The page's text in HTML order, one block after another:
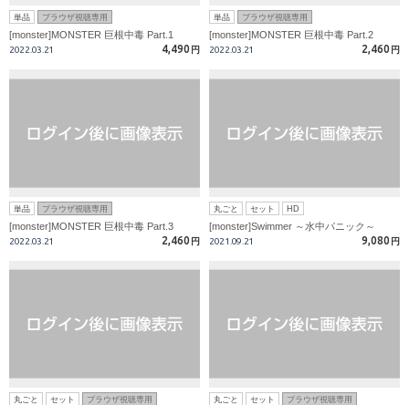
単品 ブラウザ視聴専用
[monster]MONSTER 巨根中毒 Part.1
2022.03.21 4,490 円
単品 ブラウザ視聴専用
[monster]MONSTER 巨根中毒 Part.2
2022.03.21 2,460 円
単品 ブラウザ視聴専用
[monster]MONSTER 巨根中毒 Part.3
2022.03.21 2,460 円
丸ごと セット HD
[monster]Swimmer ～水中パニック～
2021.09.21 9,080 円
丸ごと セット ブラウザ視聴専用 丸ごと セット ブラウザ視聴専用